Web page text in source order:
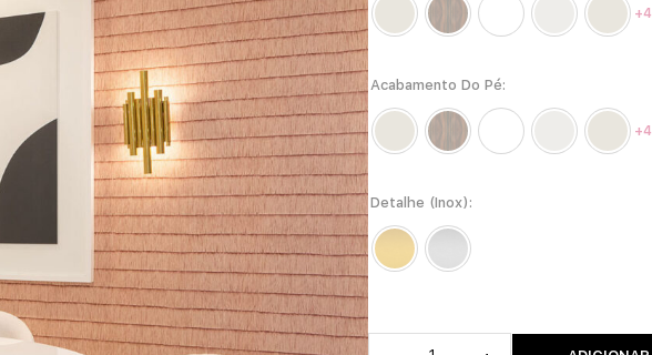
+4
Acabamento Do Pé
+4
Detalhe (Inox)